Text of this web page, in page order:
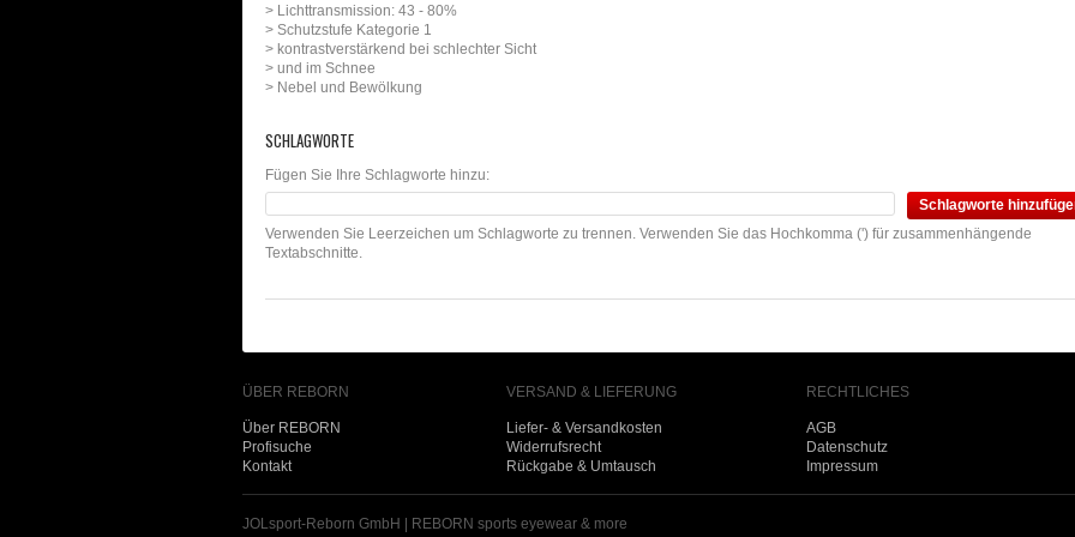
> Lichttransmission: 43 - 80%
> Schutzstufe Kategorie 1
> kontrastverstärkend bei schlechter Sicht
> und im Schnee
> Nebel und Bewölkung
SCHLAGWORTE
Fügen Sie Ihre Schlagworte hinzu:
Schlagworte
Verwenden Sie Leerzeichen um Schlagworte zu trennen. Verwenden Sie das Hochkomma (') für zusammenhängende
Textabschnitte.
ÜBER REBORN VERSAND & LIEFERUNG RECHTLICHES
Über REBORN
Profisuche
Kontakt
Liefer- & Versandkosten
Widerrufsrecht
Rückgabe & Umtausch
AGB
Datenschutz
Impressum
JOLsport-Reborn GmbH | REBORN sports eyewear & more